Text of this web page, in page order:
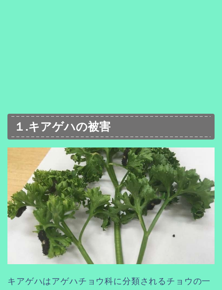
１.キアゲハの被害
キアゲハはアゲハチョウ科に分類されるチョウの一